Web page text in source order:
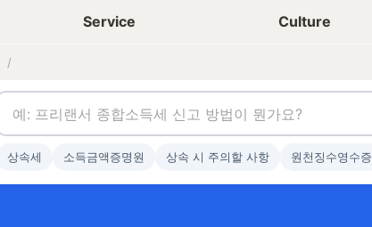
Service Culture
/
기장상담신청 청년들 일상
상속세 소득금액증명원 상속 시 주의할 사항 원천징수영수증